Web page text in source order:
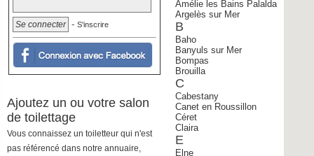
Amélie les Bains Palalda
Argelès sur Mer
B
Baho
Banyuls sur Mer
Bompas
Brouilla
C
Cabestany
Canet en Roussillon
Céret
Claira
E
Elne
- S'inscrire
Ajoutez un ou votre salon
de toilettage
Vous connaissez un toiletteur qui n'est
pas référencé dans notre annuaire,